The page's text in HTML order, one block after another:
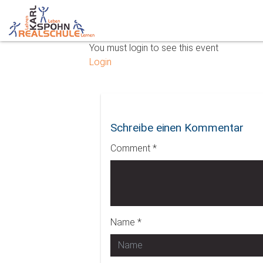
You must login to see this event
Login
Schreibe einen Kommentar
Comment *
Name *